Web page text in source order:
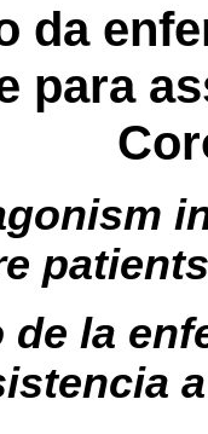
da
para
la